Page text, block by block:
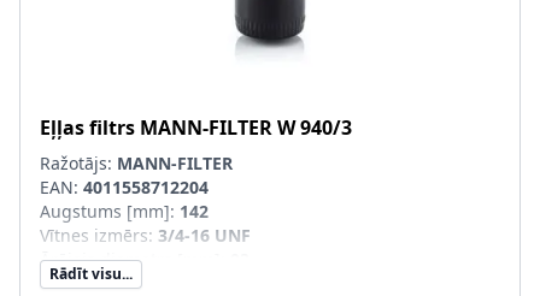
Eļļas filtrs MANN-FILTERW 940/3
Ražotājs: MANN-FILTER
EAN: 4011558712204
Augstums [mm]: 142
Vītnes izmērs: 3/4-16 UNF
Ārējais diametrs [mm]
Filtra izpildījums
Rādīt visu...